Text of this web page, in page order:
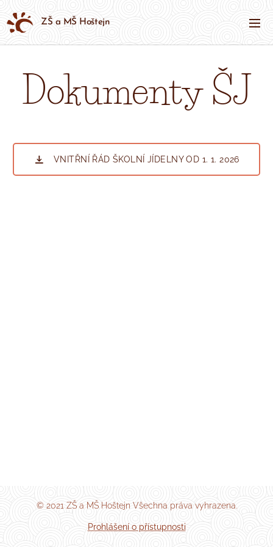
ZŠ a MŠ Hoštejn
Dokumenty ŠJ
VNITŘNÍ ŘÁD ŠKOLNÍ JÍDELNY OD 1. 1. 2026
© 2021 ZŠ a MŠ Hoštejn Všechna práva vyhrazena.
Prohlášení o přístupnosti